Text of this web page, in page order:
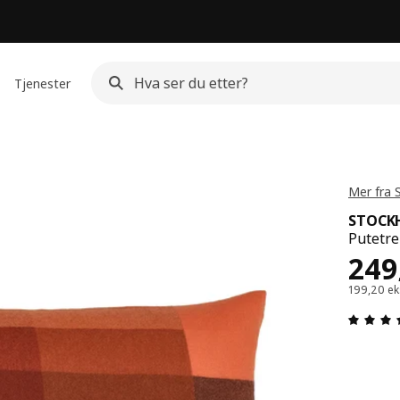
Tjenester
Mer fra
249
199,20